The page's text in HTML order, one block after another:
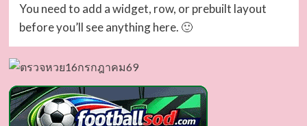
You need to add a widget, row, or prebuilt layout
before you’ll see anything here. 🙂